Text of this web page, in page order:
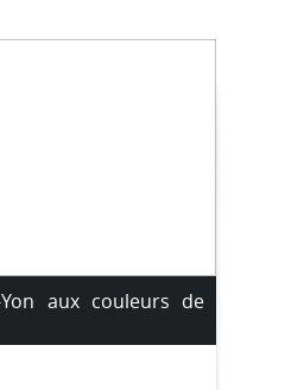
Yon aux couleurs de